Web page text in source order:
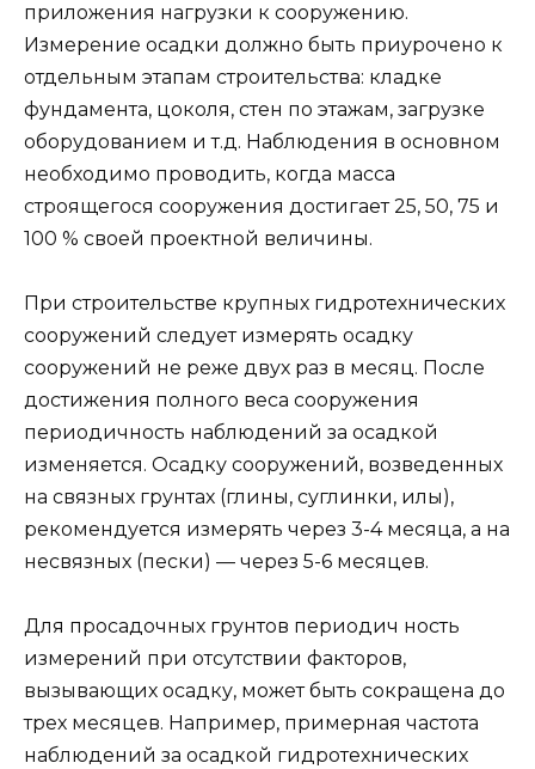
приложения нагрузки к сооружению.
Измерение осадки должно быть приурочено к
отдельным этапам строительства: кладке
фундамента, цоколя, стен по этажам, загрузке
оборудованием и т.д. Наблюдения в основном
необходимо проводить, когда масса
строящегося сооружения достигает 25, 50, 75 и
100 % своей проектной величины.
При строительстве крупных гидротехнических
сооружений следует измерять осадку
сооружений не реже двух раз в месяц. После
достижения полного веса сооружения
периодичность наблюдений за осадкой
изменяется. Осадку сооружений, возведенных
на связных грунтах (глины, суглинки, илы),
рекомендуется измерять через 3-4 месяца, а на
несвязных (пески) — через 5-6 месяцев.
Для просадочных грунтов периодич ность
измерений при отсутствии факторов,
вызывающих осадку, может быть сокращена до
трех месяцев. Например, примерная частота
наблюдений за осадкой гидротехнических